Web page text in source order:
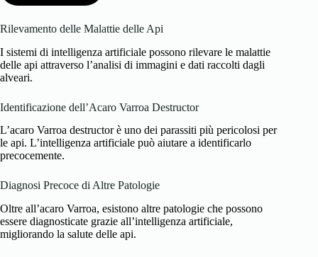
Rilevamento delle Malattie delle Api
I sistemi di intelligenza artificiale possono rilevare le malattie
delle api attraverso l’analisi di immagini e dati raccolti dagli
alveari.
Identificazione dell’Acaro Varroa Destructor
L’acaro Varroa destructor è uno dei parassiti più pericolosi per
le api. L’intelligenza artificiale può aiutare a identificarlo
precocemente.
Diagnosi Precoce di Altre Patologie
Oltre all’acaro Varroa, esistono altre patologie che possono
essere diagnosticate grazie all’intelligenza artificiale,
migliorando la salute delle api.